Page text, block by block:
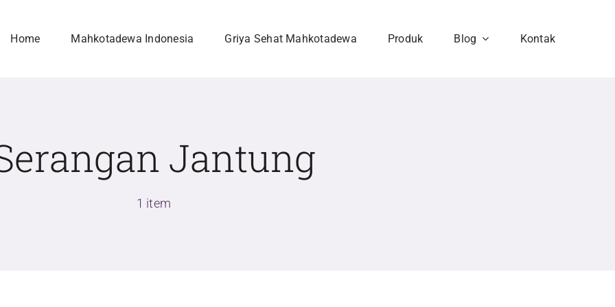
Home Mahkotadewa Indonesia Griya Sehat Mahkotadewa Produk Blog Kontak
Jantung
1 item